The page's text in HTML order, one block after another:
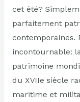
cet été?
parfaitement
contemporaines.
incontournable:
patrimoine
du XVIIe siècle
maritime et